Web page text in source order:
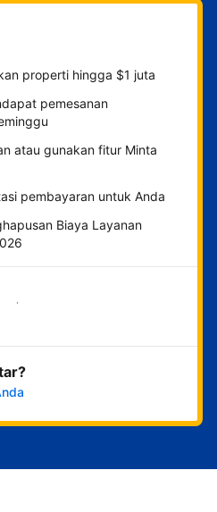
properti hingga $1 juta
pemesanan
atau gunakan fitur Minta
pembayaran untuk Anda
Biaya Layanan